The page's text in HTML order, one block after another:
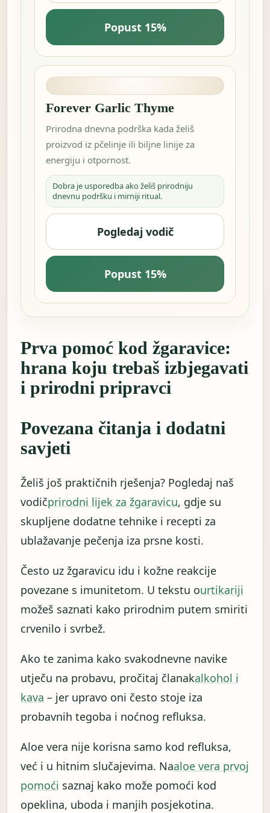
Popust 15%
Forever Garlic Thyme
Prirodna dnevna podrška kada želiš
proizvod iz pčelinje ili biljne linije za
energiju i otpornost.
Dobra je usporedba ako želiš prirodniju
dnevnu podršku i mirniji ritual.
Pogledaj vodič
Popust 15%
Prva pomoć kod žgaravice:
hrana koju trebaš izbjegavati
i prirodni pripravci
Povezana čitanja i dodatni
savjeti
Želiš još praktičnih rješenja? Pogledaj naš
vodičprirodni lijek za žgaravicu, gdje su
skupljene dodatne tehnike i recepti za
ublažavanje pečenja iza prsne kosti.
Često uz žgaravicu idu i kožne reakcije
povezane s imunitetom. U tekstu ourtikariji
možeš saznati kako prirodnim putem smiriti
crvenilo i svrbež.
Ako te zanima kako svakodnevne navike
utječu na probavu, pročitaj članakalkohol i
kava – jer upravo oni često stoje iza
probavnih tegoba i noćnog refluksa.
Aloe vera nije korisna samo kod refluksa,
već i u hitnim slučajevima. Naaloe vera prvoj
pomoći saznaj kako može pomoći kod
opeklina, uboda i manjih posjekotina.